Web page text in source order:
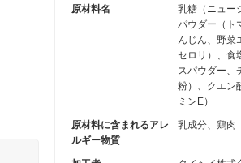
原材料名
乳糖（ニュー
パウダー（ト
んじん、野菜
セロリ）、食
スパウダー、
粉）、クエン
ミンE）
原材料に含まれるアレ
ルギー物質
乳成分、鶏肉